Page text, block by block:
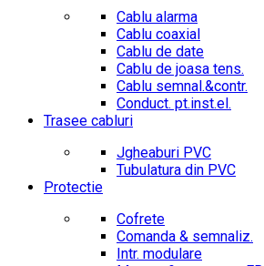
Cablu alarma
Cablu coaxial
Cablu de date
Cablu de joasa tens.
Cablu semnal.&contr.
Conduct. pt.inst.el.
Trasee cabluri
Jgheaburi PVC
Tubulatura din PVC
Protectie
Cofrete
Comanda & semnaliz.
Intr. modulare